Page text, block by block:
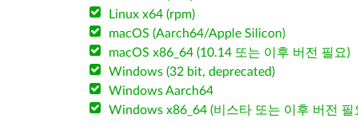
Linux x64 (rpm)
macOS (Aarch64/Apple Silicon)
macOS x86_64 (10.14 또는 이후 버전 필요)
Windows (32 bit, deprecated)
Windows Aarch64
Windows x86_64 (비스타 또는 이후 버전 필